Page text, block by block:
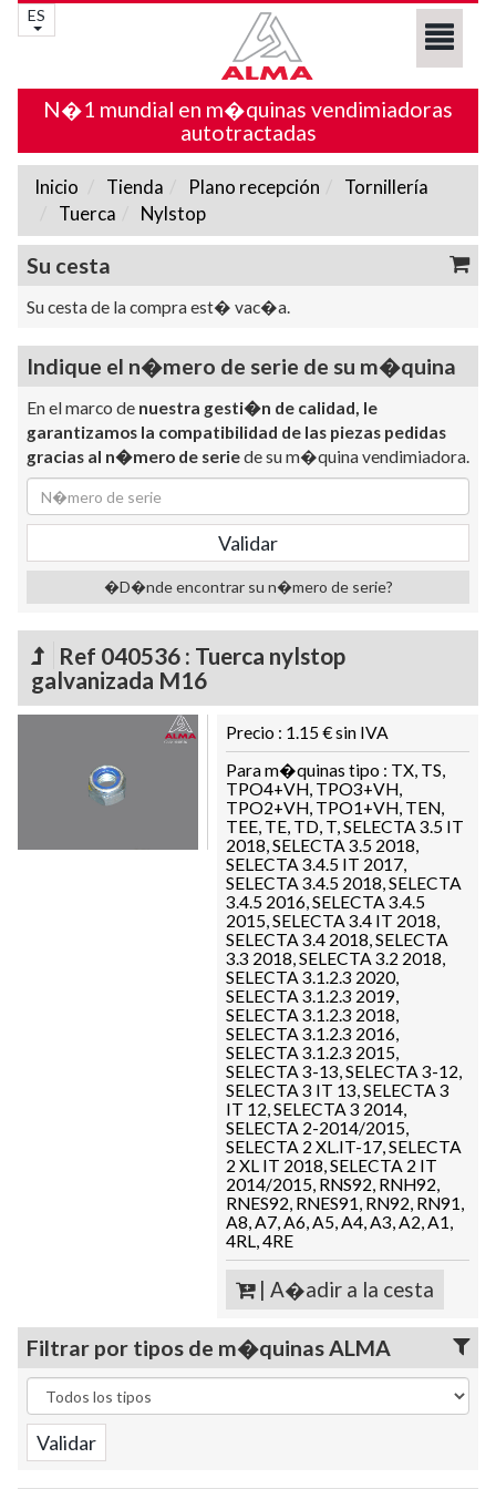
ES
N�1 mundial en m�quinas vendimiadoras
autotractadas
Inicio Tienda Plano recepción
Tornillería
Tuerca
Nylstop
Su cesta
Su cesta de la compra est� vac�a.
Indique el n�mero de serie de su m�quina
En el marco de nuestra gesti�n de calidad, le
garantizamos la compatibilidad de las piezas pedidas
gracias al n�mero de seriede su m�quina vendimiadora.
�D�nde encontrar su n�mero de serie?
Ref 040536 : Tuerca nylstop
galvanizada M16
Precio : 1.15 € sin IVA
Para m�quinas tipo : TX, TS,
TPO4+VH, TPO3+VH,
TPO2+VH, TPO1+VH, TEN,
TEE, TE, TD, T, SELECTA 3.5 IT
2018, SELECTA 3.5 2018,
SELECTA 3.4.5 IT 2017,
SELECTA 3.4.5 2018, SELECTA
3.4.5 2016, SELECTA 3.4.5
2015, SELECTA 3.4 IT 2018,
SELECTA 3.4 2018, SELECTA
3.3 2018, SELECTA 3.2 2018,
SELECTA 3.1.2.3 2020,
SELECTA 3.1.2.3 2019,
SELECTA 3.1.2.3 2018,
SELECTA 3.1.2.3 2016,
SELECTA 3.1.2.3 2015,
SELECTA 3-13, SELECTA 3-12,
SELECTA 3 IT 13, SELECTA 3
IT 12, SELECTA 3 2014,
SELECTA 2-2014/2015,
SELECTA 2 XL.IT-17, SELECTA
2 XL IT 2018, SELECTA 2 IT
2014/2015, RNS92, RNH92,
RNES92, RNES91, RN92, RN91,
A8, A7, A6, A5, A4, A3, A2, A1,
4RL, 4RE
| A�adir a la cesta
Filtrar por tipos de m�quinas ALMA